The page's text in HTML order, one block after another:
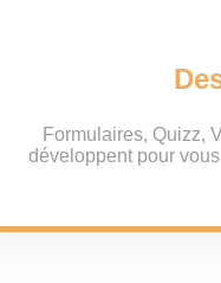
Formulaires, Quizz,
développent pour